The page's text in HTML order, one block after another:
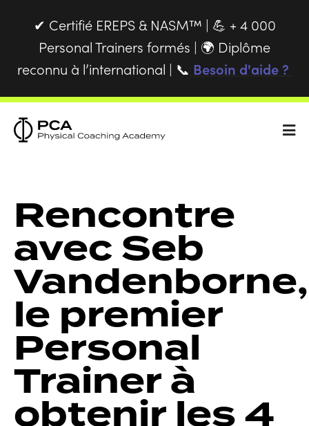
✔ Certifié EREPS & NASM™ | 💪 + 4 000
Personal Trainers formés | 🌍 Diplôme
reconnu à l’international | 📞 Besoin d'aide ?
Rencontre
avec Seb
Vandenborne,
le premier
Personal
Trainer à
obtenir les 4